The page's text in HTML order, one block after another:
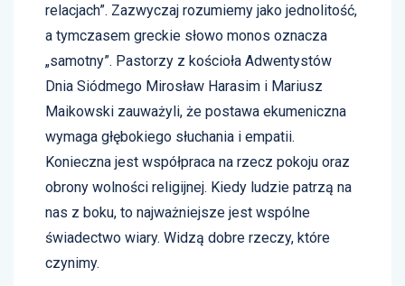
relacjach”. Zazwyczaj rozumiemy jako jednolitość,
a tymczasem greckie słowo monos oznacza
„samotny”. Pastorzy z kościoła Adwentystów
Dnia Siódmego Mirosław Harasim i Mariusz
Maikowski zauważyli, że postawa ekumeniczna
wymaga głębokiego słuchania i empatii.
Konieczna jest współpraca na rzecz pokoju oraz
obrony wolności religijnej. Kiedy ludzie patrzą na
nas z boku, to najważniejsze jest wspólne
świadectwo wiary. Widzą dobre rzeczy, które
czynimy.